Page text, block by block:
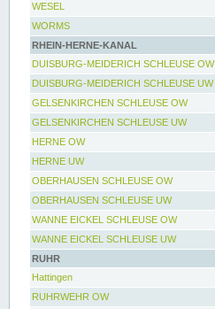
WESEL
WORMS
RHEIN-HERNE-KANAL
DUISBURG-MEIDERICH SCHLEUSE OW
DUISBURG-MEIDERICH SCHLEUSE UW
GELSENKIRCHEN SCHLEUSE OW
GELSENKIRCHEN SCHLEUSE UW
HERNE OW
HERNE UW
OBERHAUSEN SCHLEUSE OW
OBERHAUSEN SCHLEUSE UW
WANNE EICKEL SCHLEUSE OW
WANNE EICKEL SCHLEUSE UW
RUHR
Hattingen
RUHRWEHR OW